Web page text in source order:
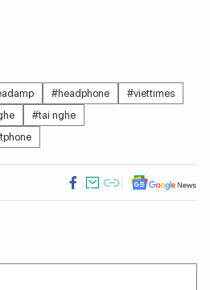
#headphone
#viettimes
#tai nghe